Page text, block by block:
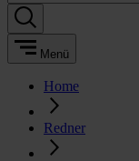
Menü
Home
Redner